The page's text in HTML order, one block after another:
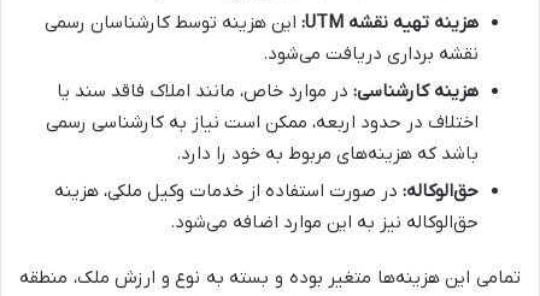
هزینه تهیه نقشه UTM:
این هزینه توسط کارشناسان رسمی
نقشه برداری دریافت می‌شود.
هزینه کارشناسی: در موارد خاص، مانند املاک فاقد سند یا
اختلاف در حدود اربعه، ممکن است نیاز به کارشناسی رسمی
باشد که هزینه‌های مربوط به خود را دارد.
حق‌الوکاله: در صورت استفاده از خدمات وکیل ملکی، هزینه
حق‌الوکاله نیز به این موارد اضافه می‌شود.
تمامی این هزینه‌ها متغیر بوده و بسته به نوع و ارزش ملک، منطقه